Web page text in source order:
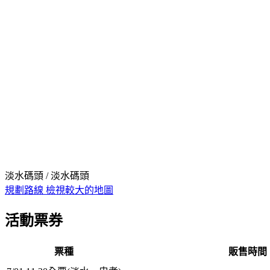
淡水碼頭 / 淡水碼頭
規劃路線 檢視較大的地圖
活動票券
票種
販售時間